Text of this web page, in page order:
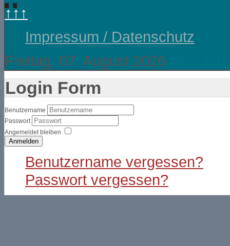
↑↑↑
Impressum / Datenschutz
Freitag, 07. August 2026
Login Form
Benutzername
Passwort
Angemeldet bleiben
Anmelden
Benutzername vergessen?
Passwort vergessen?